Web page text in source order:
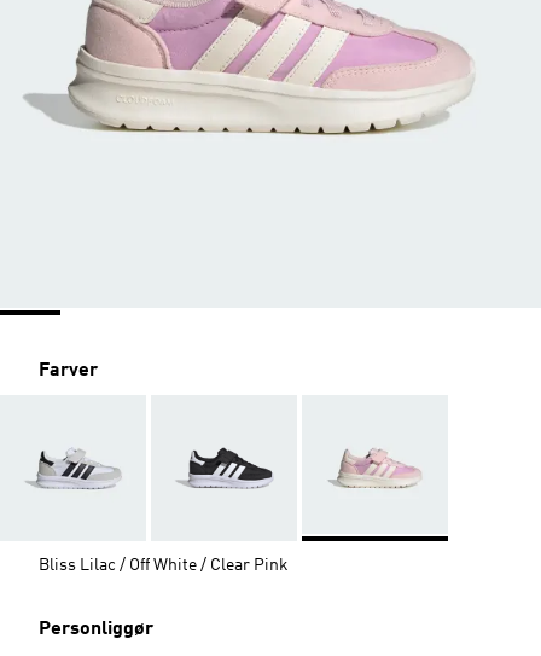
Farver
Bliss Lilac / Off White / Clear Pink
Personliggør